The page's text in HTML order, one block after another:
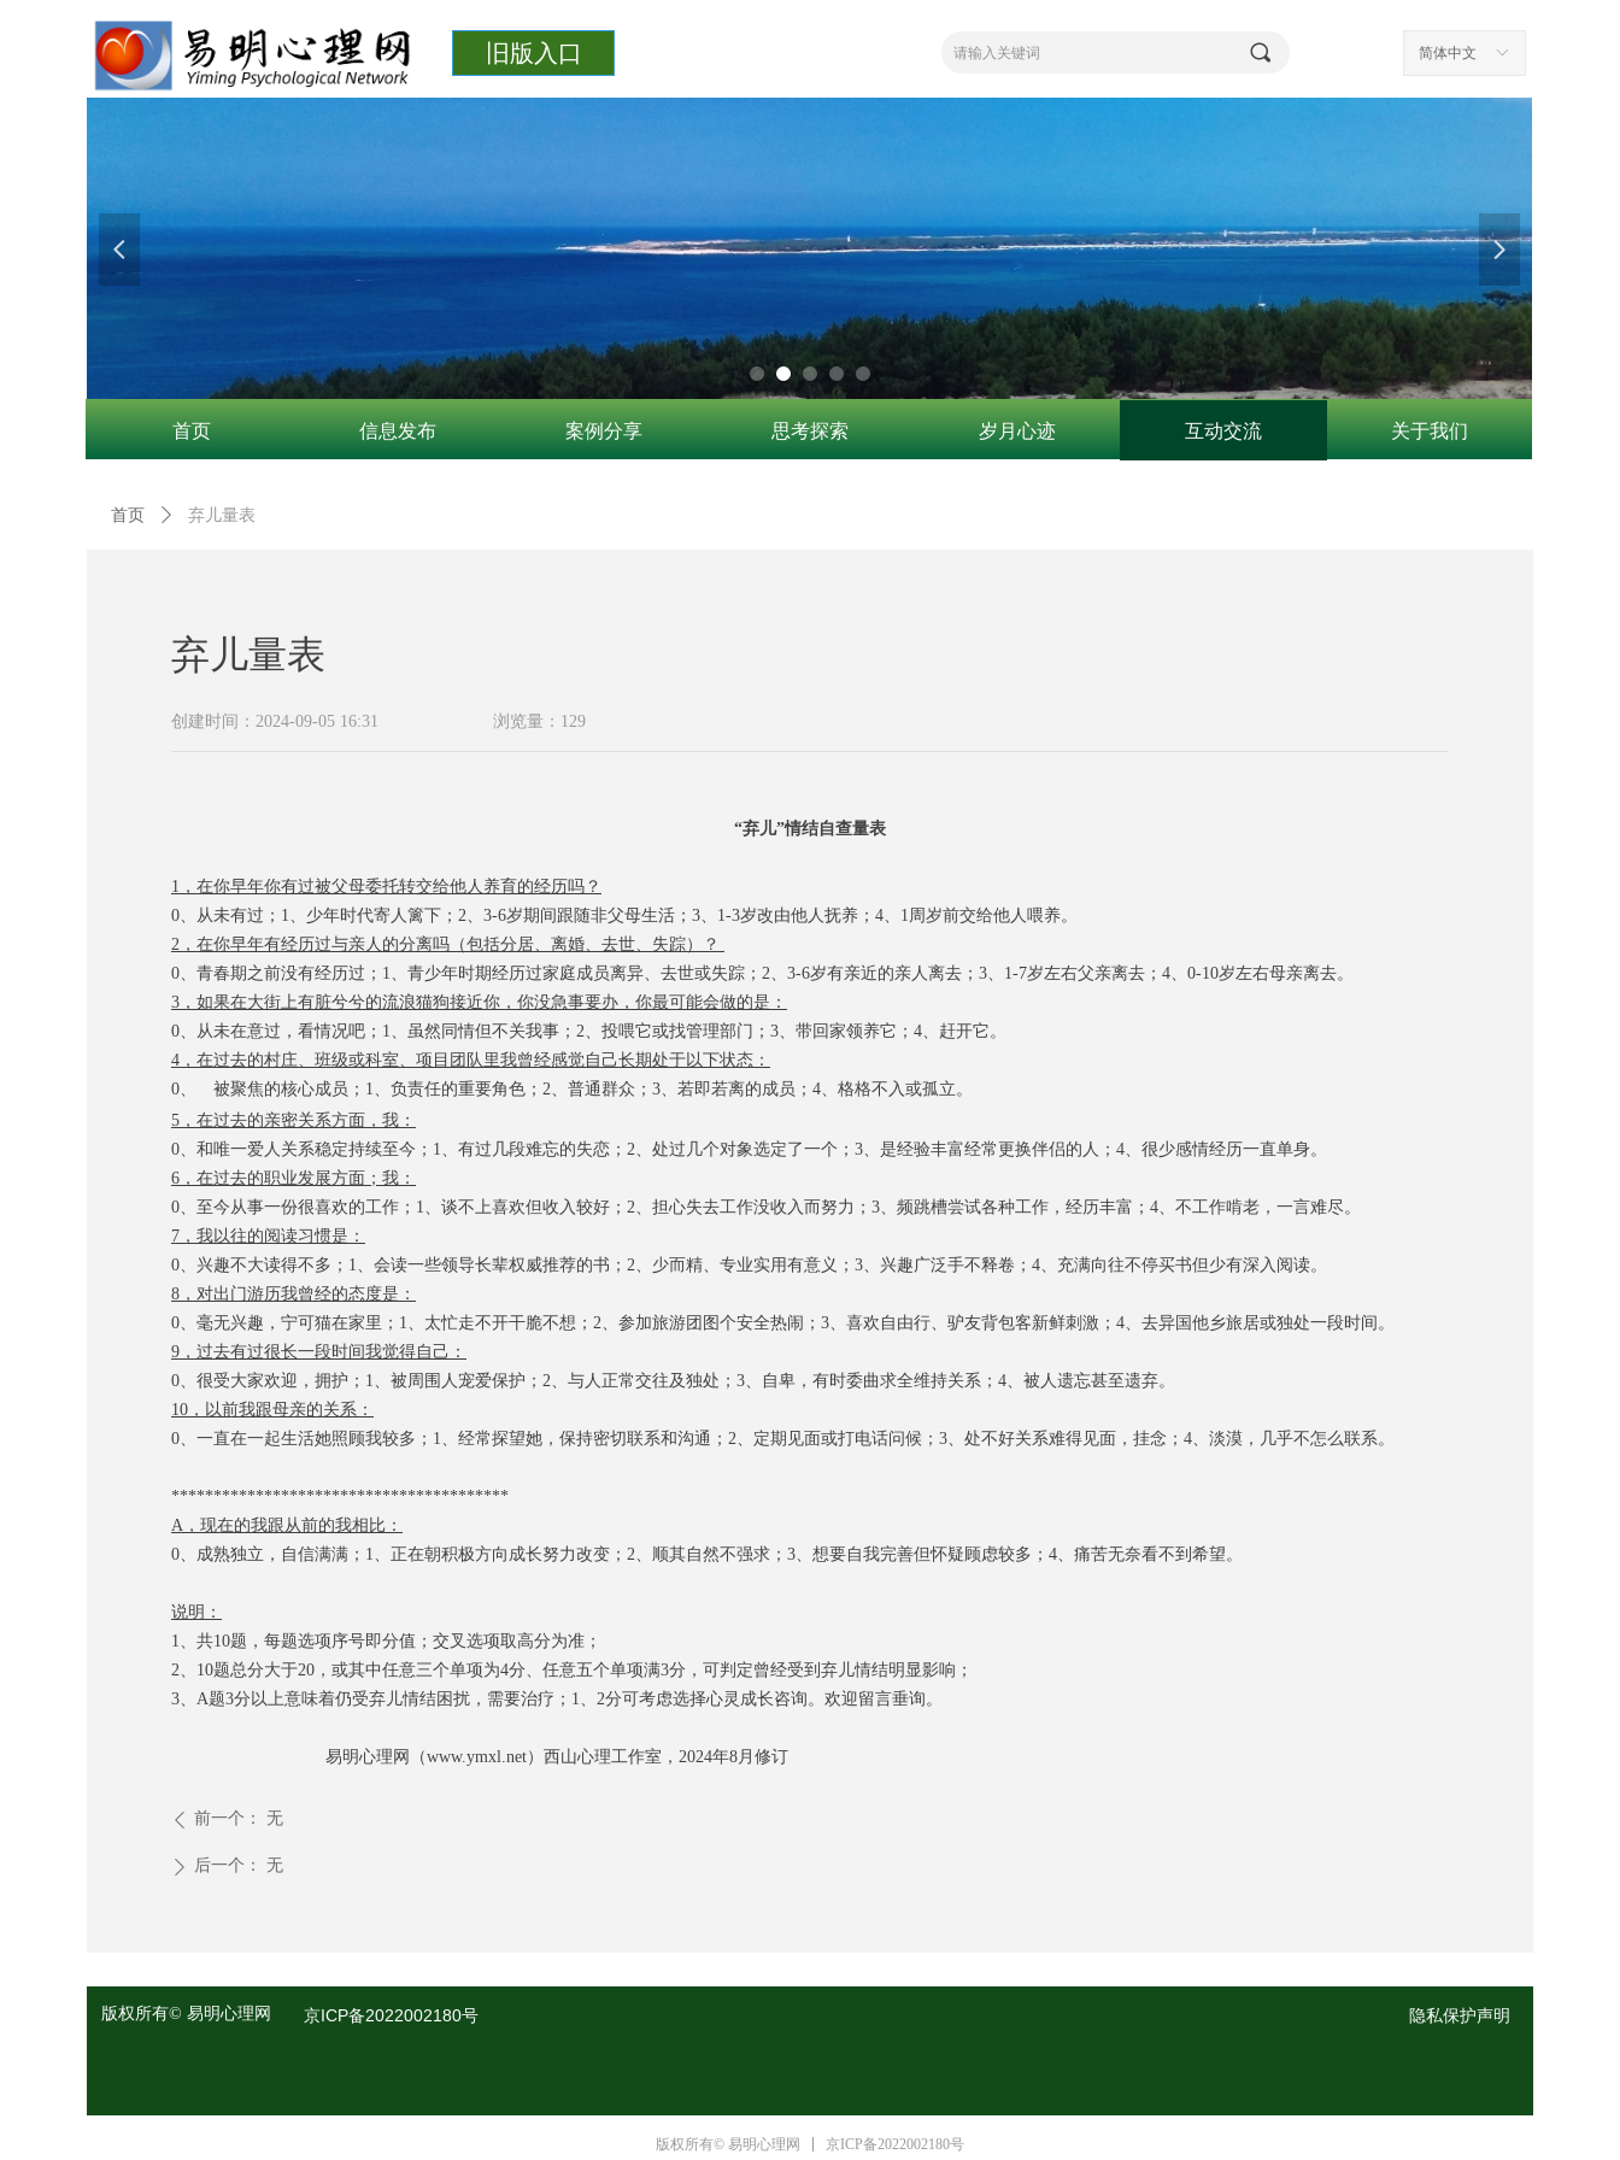
끠 ꀅ
简体中文
旧版入口
首页 信息发布 案例分享 思考探索 岁月心迹 互动交流 关于我们
넳 넲
弃儿量表
“弃儿”情结自查量表
1， 在你早年你有过被父母委托转交给他人养育的经历吗？
0、 从未有过； 1、 少年时代寄人篱下； 2、 3-6岁期间跟随非父母生活； 3、 1-3岁改由他人抚养； 4、 1周岁前交给他人喂养。
2， 在你早年有经历过与亲人的分离吗 （包括分居、离婚、去世、失踪）
？
0、 青春期之前没有经历过； 1、 青少年时期经历过家庭成员离异、去世或失踪； 2、 3-6岁有亲近的亲人离去； 3、 1-7岁左右父亲离去； 4、 0-10岁左右母亲离去。
3， 如果在大街上有脏兮兮的流浪猫狗接近你，你没急事要办，你最可能会做的是：
0、 从未在意过 ，看情况吧 ； 1、 虽然 同情但不关我事； 2、 投喂它或找管理部门； 3、 带回家领养它 ； 4、 赶开它。
4， 在过去的村庄、班级或科室、项目团队里我曾经感觉自己长期处于以下状态：
0、
被聚焦的核心成员； 1、 负责任的重要角色； 2、 普通群众； 3、 若即若离的成员； 4、 格格不入或孤立。
5， 在过去的亲密关系方面，我：
0、 和唯一爱人关系稳定持续至今 ； 1、 有过几段难忘的失恋； 2、 处过几个对象选定了一个； 3、 是经验丰富经常更换伴侣的人； 4、 很少感情经历一直单身。
6， 在过去的职业发展方面 ； 我：
0、 至今从事一份很喜欢的工作 ； 1、 谈不上喜欢但收入较好； 2、 担心失去工作没收入而努力； 3、 频跳槽尝试各种工作，经历丰富； 4、 不工作啃老 ， 一言难尽。
7， 我以往的阅读习惯是：
0、 兴趣不大读得不多； 1、 会读一些领导长辈权威推荐的书； 2、 少而精、专业实用有意义； 3、 兴趣广泛手不释卷； 4、 充满向往不停买书但 少有深入阅读。
8， 对出门游历我曾经的态度是：
0、 毫无兴趣，宁可猫在家里； 1、 太忙走不开干脆不想； 2、 参加旅游团图个安全热闹； 3、 喜欢自由行、 驴友背包客新鲜刺激； 4、 去异国他乡旅居或独处一段时间。
9， 过去有过很长一段时间我觉得自己：
0、 很受大家欢迎，拥护； 1、 被周围人宠爱保护； 2、 与人正常交往及独处； 3、 自卑，有时委曲求全维持关系 ； 4、 被人遗忘甚至遗弃。
10， 以前我跟母亲的关系：
0、 一直在一起生活她照顾我较多； 1、 经常探望她，保持密切联系和沟通； 2、 定期 见面或打电话问候 ； 3、 处不好关系难得见面， 挂念 ；4、淡漠，几乎不怎么联系。
****************************************
A， 现在的我跟从前的我相比：
0、 成熟独立，自信满满； 1、 正在朝积极方向成长努力改变 ； 2、 顺其自然不强求； 3、 想要自我完善但怀疑 顾虑较多； 4、 痛苦无奈看不到希望。
说明：
1、 共10题，每题选项序号即分值； 交叉选项取高分为准 ；
2、 10题总分大于20，或其中任意三个单项为4分、任意五个单项满3分 ，可判定曾经受到弃儿情结明显影响 ；
3、 A题3分以上意味着仍受弃儿情结困扰，需要治疗；1、2分可考虑选择心灵成长咨询。欢迎留言垂询。
易明心理网（www.ymxl.net）西山心理工作室，2024年8月修订
创建时间： 2024-09-05 16:31 浏览量： 129
ꄴ 前一个： 无
ꄲ 后一个： 无
首页 ꄲ 弃儿量表
版权所有© 易明心理网 京ICP备2022002180号 隐私保护声明
版权所有© 易明心理网 京ICP备2022002180号